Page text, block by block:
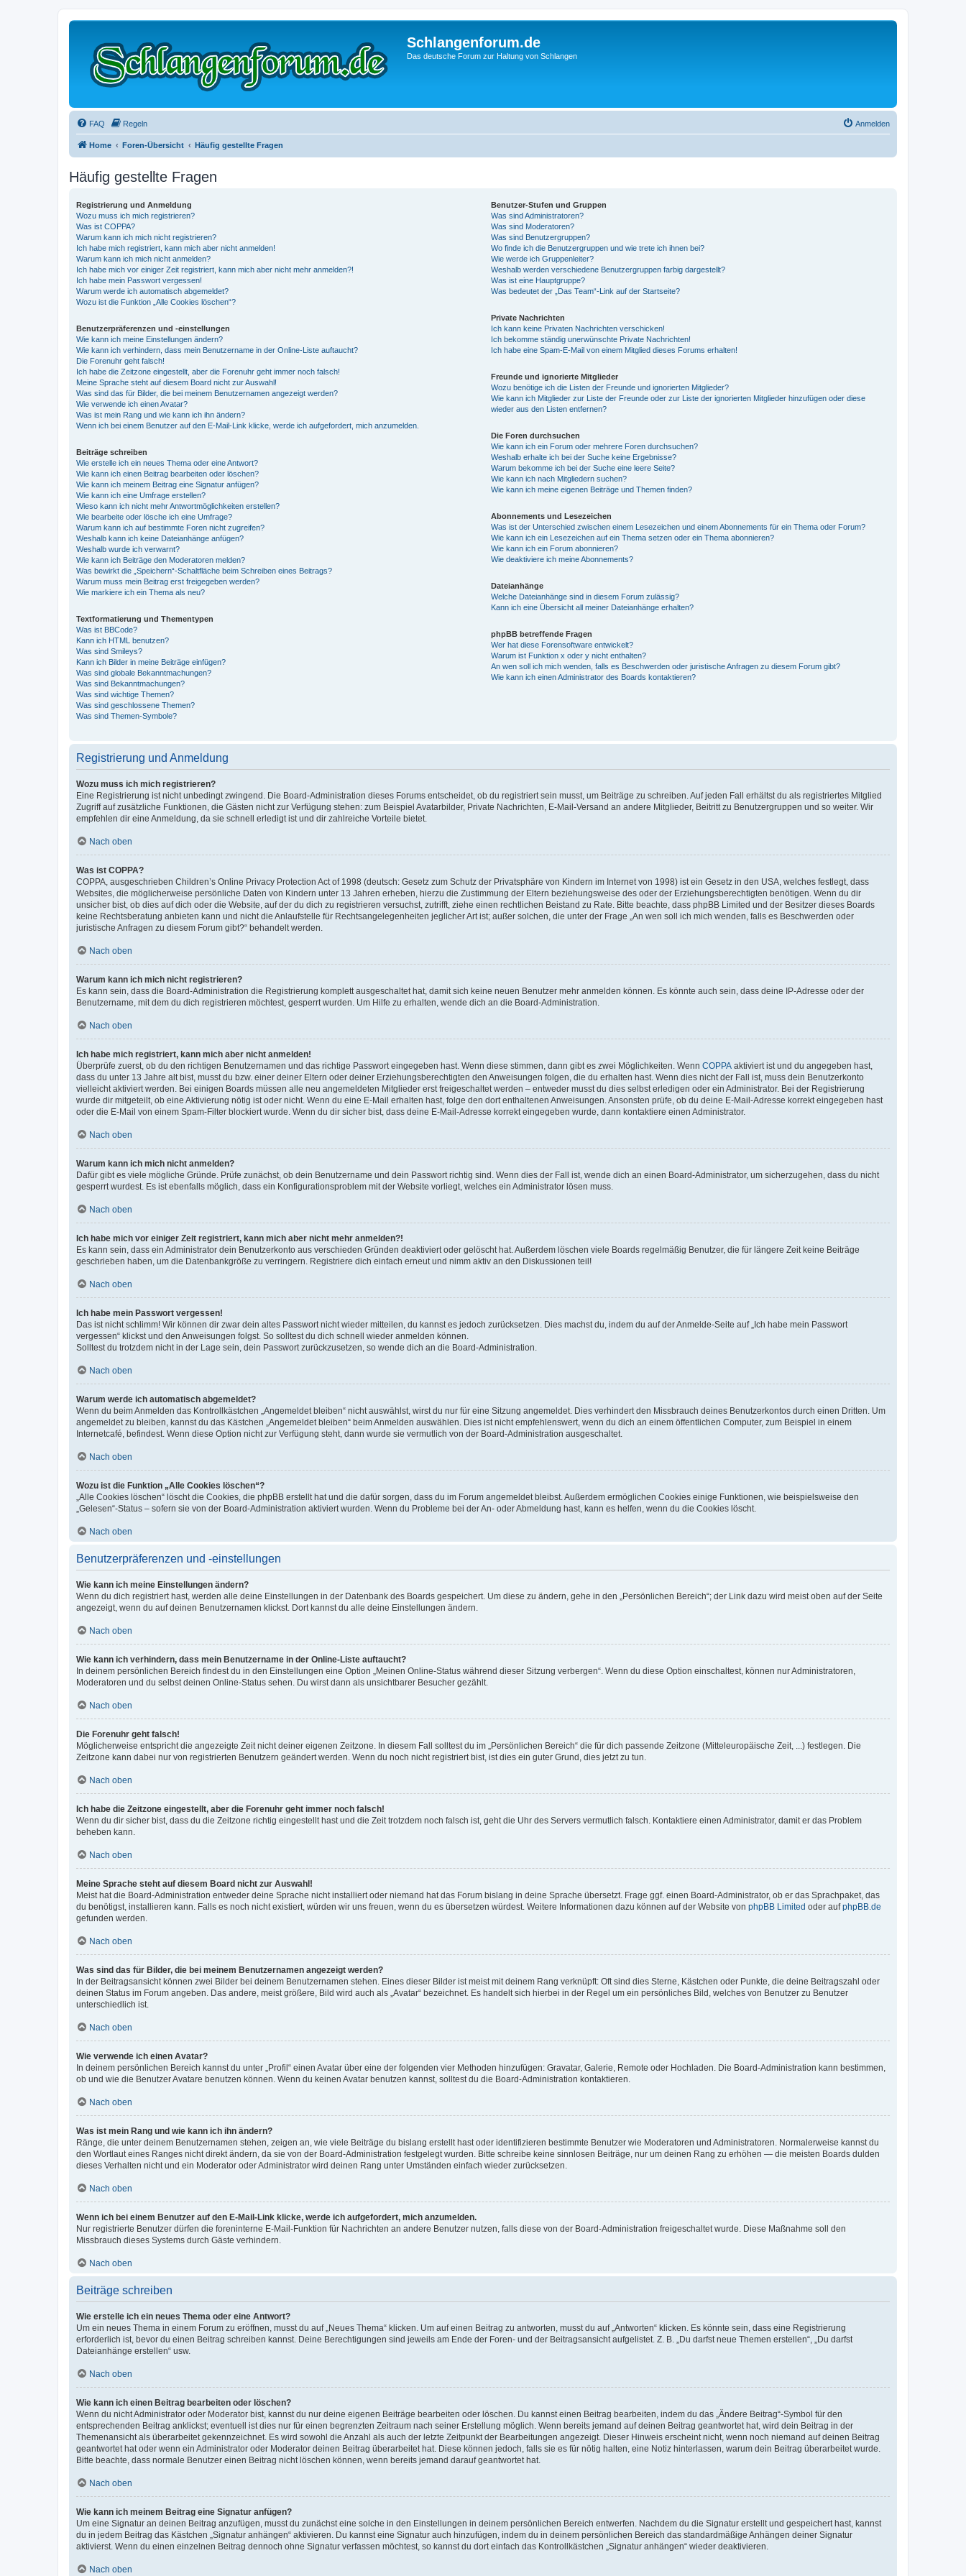
Schlangenforum.de
Das deutsche Forum zur Haltung von Schlangen
FAQ Regeln Anmelden
Home Foren-Übersicht Häufig gestellte Fragen
Häufig gestellte Fragen
Registrierung und Anmeldung
Wozu muss ich mich registrieren?
Was ist COPPA?
Warum kann ich mich nicht registrieren?
Ich habe mich registriert, kann mich aber nicht anmelden!
Warum kann ich mich nicht anmelden?
Ich habe mich vor einiger Zeit registriert, kann mich aber nicht mehr anmelden?!
Ich habe mein Passwort vergessen!
Warum werde ich automatisch abgemeldet?
Wozu ist die Funktion „Alle Cookies löschen“?
Benutzerpräferenzen und -einstellungen
Wie kann ich meine Einstellungen ändern?
Wie kann ich verhindern, dass mein Benutzername in der Online-Liste auftaucht?
Die Forenuhr geht falsch!
Ich habe die Zeitzone eingestellt, aber die Forenuhr geht immer noch falsch!
Meine Sprache steht auf diesem Board nicht zur Auswahl!
Was sind das für Bilder, die bei meinem Benutzernamen angezeigt werden?
Wie verwende ich einen Avatar?
Was ist mein Rang und wie kann ich ihn ändern?
Wenn ich bei einem Benutzer auf den E-Mail-Link klicke, werde ich aufgefordert, mich anzumelden.
Beiträge schreiben
Wie erstelle ich ein neues Thema oder eine Antwort?
Wie kann ich einen Beitrag bearbeiten oder löschen?
Wie kann ich meinem Beitrag eine Signatur anfügen?
Wie kann ich eine Umfrage erstellen?
Wieso kann ich nicht mehr Antwortmöglichkeiten erstellen?
Wie bearbeite oder lösche ich eine Umfrage?
Warum kann ich auf bestimmte Foren nicht zugreifen?
Weshalb kann ich keine Dateianhänge anfügen?
Weshalb wurde ich verwarnt?
Wie kann ich Beiträge den Moderatoren melden?
Was bewirkt die „Speichern“-Schaltfläche beim Schreiben eines Beitrags?
Warum muss mein Beitrag erst freigegeben werden?
Wie markiere ich ein Thema als neu?
Textformatierung und Thementypen
Was ist BBCode?
Kann ich HTML benutzen?
Was sind Smileys?
Kann ich Bilder in meine Beiträge einfügen?
Was sind globale Bekanntmachungen?
Was sind Bekanntmachungen?
Was sind wichtige Themen?
Was sind geschlossene Themen?
Was sind Themen-Symbole?
Benutzer-Stufen und Gruppen
Was sind Administratoren?
Was sind Moderatoren?
Was sind Benutzergruppen?
Wo finde ich die Benutzergruppen und wie trete ich ihnen bei?
Wie werde ich Gruppenleiter?
Weshalb werden verschiedene Benutzergruppen farbig dargestellt?
Was ist eine Hauptgruppe?
Was bedeutet der „Das Team“-Link auf der Startseite?
Private Nachrichten
Ich kann keine Privaten Nachrichten verschicken!
Ich bekomme ständig unerwünschte Private Nachrichten!
Ich habe eine Spam-E-Mail von einem Mitglied dieses Forums erhalten!
Freunde und ignorierte Mitglieder
Wozu benötige ich die Listen der Freunde und ignorierten Mitglieder?
Wie kann ich Mitglieder zur Liste der Freunde oder zur Liste der ignorierten Mitglieder hinzufügen oder diese
wieder aus den Listen entfernen?
Die Foren durchsuchen
Wie kann ich ein Forum oder mehrere Foren durchsuchen?
Weshalb erhalte ich bei der Suche keine Ergebnisse?
Warum bekomme ich bei der Suche eine leere Seite?
Wie kann ich nach Mitgliedern suchen?
Wie kann ich meine eigenen Beiträge und Themen finden?
Abonnements und Lesezeichen
Was ist der Unterschied zwischen einem Lesezeichen und einem Abonnements für ein Thema oder Forum?
Wie kann ich ein Lesezeichen auf ein Thema setzen oder ein Thema abonnieren?
Wie kann ich ein Forum abonnieren?
Wie deaktiviere ich meine Abonnements?
Dateianhänge
Welche Dateianhänge sind in diesem Forum zulässig?
Kann ich eine Übersicht all meiner Dateianhänge erhalten?
phpBB betreffende Fragen
Wer hat diese Forensoftware entwickelt?
Warum ist Funktion x oder y nicht enthalten?
An wen soll ich mich wenden, falls es Beschwerden oder juristische Anfragen zu diesem Forum gibt?
Wie kann ich einen Administrator des Boards kontaktieren?
Registrierung und Anmeldung
Wozu muss ich mich registrieren?
Eine Registrierung ist nicht unbedingt zwingend. Die Board-Administration dieses Forums entscheidet, ob du registriert sein musst, um Beiträge zu schreiben. Auf jeden Fall erhältst du als registriertes Mitglied
Zugriff auf zusätzliche Funktionen, die Gästen nicht zur Verfügung stehen: zum Beispiel Avatarbilder, Private Nachrichten, E-Mail-Versand an andere Mitglieder, Beitritt zu Benutzergruppen und so weiter. Wir
empfehlen dir eine Anmeldung, da sie schnell erledigt ist und dir zahlreiche Vorteile bietet.
Nach oben
Was ist COPPA?
COPPA, ausgeschrieben Children’s Online Privacy Protection Act of 1998 (deutsch: Gesetz zum Schutz der Privatsphäre von Kindern im Internet von 1998) ist ein Gesetz in den USA, welches festlegt, dass
Websites, die möglicherweise persönliche Daten von Kindern unter 13 Jahren erheben, hierzu die Zustimmung der Eltern beziehungsweise des oder der Erziehungsberechtigten benötigen. Wenn du dir
unsicher bist, ob dies auf dich oder die Website, auf der du dich zu registrieren versuchst, zutrifft, ziehe einen rechtlichen Beistand zu Rate. Bitte beachte, dass phpBB Limited und der Besitzer dieses Boards
keine Rechtsberatung anbieten kann und nicht die Anlaufstelle für Rechtsangelegenheiten jeglicher Art ist; außer solchen, die unter der Frage „An wen soll ich mich wenden, falls es Beschwerden oder
juristische Anfragen zu diesem Forum gibt?“ behandelt werden.
Nach oben
Warum kann ich mich nicht registrieren?
Es kann sein, dass die Board-Administration die Registrierung komplett ausgeschaltet hat, damit sich keine neuen Benutzer mehr anmelden können. Es könnte auch sein, dass deine IP-Adresse oder der
Benutzername, mit dem du dich registrieren möchtest, gesperrt wurden. Um Hilfe zu erhalten, wende dich an die Board-Administration.
Nach oben
Ich habe mich registriert, kann mich aber nicht anmelden!
Überprüfe zuerst, ob du den richtigen Benutzernamen und das richtige Passwort eingegeben hast. Wenn diese stimmen, dann gibt es zwei Möglichkeiten. Wenn COPPA aktiviert ist und du angegeben hast,
dass du unter 13 Jahre alt bist, musst du bzw. einer deiner Eltern oder deiner Erziehungsberechtigten den Anweisungen folgen, die du erhalten hast. Wenn dies nicht der Fall ist, muss dein Benutzerkonto
vielleicht aktiviert werden. Bei einigen Boards müssen alle neu angemeldeten Mitglieder erst freigeschaltet werden – entweder musst du dies selbst erledigen oder ein Administrator. Bei der Registrierung
wurde dir mitgeteilt, ob eine Aktivierung nötig ist oder nicht. Wenn du eine E-Mail erhalten hast, folge den dort enthaltenen Anweisungen. Ansonsten prüfe, ob du deine E-Mail-Adresse korrekt eingegeben hast
oder die E-Mail von einem Spam-Filter blockiert wurde. Wenn du dir sicher bist, dass deine E-Mail-Adresse korrekt eingegeben wurde, dann kontaktiere einen Administrator.
Nach oben
Warum kann ich mich nicht anmelden?
Dafür gibt es viele mögliche Gründe. Prüfe zunächst, ob dein Benutzername und dein Passwort richtig sind. Wenn dies der Fall ist, wende dich an einen Board-Administrator, um sicherzugehen, dass du nicht
gesperrt wurdest. Es ist ebenfalls möglich, dass ein Konfigurationsproblem mit der Website vorliegt, welches ein Administrator lösen muss.
Nach oben
Ich habe mich vor einiger Zeit registriert, kann mich aber nicht mehr anmelden?!
Es kann sein, dass ein Administrator dein Benutzerkonto aus verschieden Gründen deaktiviert oder gelöscht hat. Außerdem löschen viele Boards regelmäßig Benutzer, die für längere Zeit keine Beiträge
geschrieben haben, um die Datenbankgröße zu verringern. Registriere dich einfach erneut und nimm aktiv an den Diskussionen teil!
Nach oben
Ich habe mein Passwort vergessen!
Das ist nicht schlimm! Wir können dir zwar dein altes Passwort nicht wieder mitteilen, du kannst es jedoch zurücksetzen. Dies machst du, indem du auf der Anmelde-Seite auf „Ich habe mein Passwort
vergessen“ klickst und den Anweisungen folgst. So solltest du dich schnell wieder anmelden können.
Solltest du trotzdem nicht in der Lage sein, dein Passwort zurückzusetzen, so wende dich an die Board-Administration.
Nach oben
Warum werde ich automatisch abgemeldet?
Wenn du beim Anmelden das Kontrollkästchen „Angemeldet bleiben“ nicht auswählst, wirst du nur für eine Sitzung angemeldet. Dies verhindert den Missbrauch deines Benutzerkontos durch einen Dritten. Um
angemeldet zu bleiben, kannst du das Kästchen „Angemeldet bleiben“ beim Anmelden auswählen. Dies ist nicht empfehlenswert, wenn du dich an einem öffentlichen Computer, zum Beispiel in einem
Internetcafé, befindest. Wenn diese Option nicht zur Verfügung steht, dann wurde sie vermutlich von der Board-Administration ausgeschaltet.
Nach oben
Wozu ist die Funktion „Alle Cookies löschen“?
„Alle Cookies löschen“ löscht die Cookies, die phpBB erstellt hat und die dafür sorgen, dass du im Forum angemeldet bleibst. Außerdem ermöglichen Cookies einige Funktionen, wie beispielsweise den
„Gelesen“-Status – sofern sie von der Board-Administration aktiviert wurden. Wenn du Probleme bei der An- oder Abmeldung hast, kann es helfen, wenn du die Cookies löscht.
Nach oben
Benutzerpräferenzen und -einstellungen
Wie kann ich meine Einstellungen ändern?
Wenn du dich registriert hast, werden alle deine Einstellungen in der Datenbank des Boards gespeichert. Um diese zu ändern, gehe in den „Persönlichen Bereich“; der Link dazu wird meist oben auf der Seite
angezeigt, wenn du auf deinen Benutzernamen klickst. Dort kannst du alle deine Einstellungen ändern.
Nach oben
Wie kann ich verhindern, dass mein Benutzername in der Online-Liste auftaucht?
In deinem persönlichen Bereich findest du in den Einstellungen eine Option „Meinen Online-Status während dieser Sitzung verbergen“. Wenn du diese Option einschaltest, können nur Administratoren,
Moderatoren und du selbst deinen Online-Status sehen. Du wirst dann als unsichtbarer Besucher gezählt.
Nach oben
Die Forenuhr geht falsch!
Möglicherweise entspricht die angezeigte Zeit nicht deiner eigenen Zeitzone. In diesem Fall solltest du im „Persönlichen Bereich“ die für dich passende Zeitzone (Mitteleuropäische Zeit, ...) festlegen. Die
Zeitzone kann dabei nur von registrierten Benutzern geändert werden. Wenn du noch nicht registriert bist, ist dies ein guter Grund, dies jetzt zu tun.
Nach oben
Ich habe die Zeitzone eingestellt, aber die Forenuhr geht immer noch falsch!
Wenn du dir sicher bist, dass du die Zeitzone richtig eingestellt hast und die Zeit trotzdem noch falsch ist, geht die Uhr des Servers vermutlich falsch. Kontaktiere einen Administrator, damit er das Problem
beheben kann.
Nach oben
Meine Sprache steht auf diesem Board nicht zur Auswahl!
Meist hat die Board-Administration entweder deine Sprache nicht installiert oder niemand hat das Forum bislang in deine Sprache übersetzt. Frage ggf. einen Board-Administrator, ob er das Sprachpaket, das
du benötigst, installieren kann. Falls es noch nicht existiert, würden wir uns freuen, wenn du es übersetzen würdest. Weitere Informationen dazu können auf der Website von phpBB Limited oder aufphpBB.de
gefunden werden.
Nach oben
Was sind das für Bilder, die bei meinem Benutzernamen angezeigt werden?
In der Beitragsansicht können zwei Bilder bei deinem Benutzernamen stehen. Eines dieser Bilder ist meist mit deinem Rang verknüpft: Oft sind dies Sterne, Kästchen oder Punkte, die deine Beitragszahl oder
deinen Status im Forum angeben. Das andere, meist größere, Bild wird auch als „Avatar“ bezeichnet. Es handelt sich hierbei in der Regel um ein persönliches Bild, welches von Benutzer zu Benutzer
unterschiedlich ist.
Nach oben
Wie verwende ich einen Avatar?
In deinem persönlichen Bereich kannst du unter „Profil“ einen Avatar über eine der folgenden vier Methoden hinzufügen: Gravatar, Galerie, Remote oder Hochladen. Die Board-Administration kann bestimmen,
ob und wie die Benutzer Avatare benutzen können. Wenn du keinen Avatar benutzen kannst, solltest du die Board-Administration kontaktieren.
Nach oben
Was ist mein Rang und wie kann ich ihn ändern?
Ränge, die unter deinem Benutzernamen stehen, zeigen an, wie viele Beiträge du bislang erstellt hast oder identifizieren bestimmte Benutzer wie Moderatoren und Administratoren. Normalerweise kannst du
den Wortlaut eines Ranges nicht direkt ändern, da sie von der Board-Administration festgelegt wurden. Bitte schreibe keine sinnlosen Beiträge, nur um deinen Rang zu erhöhen — die meisten Boards dulden
dieses Verhalten nicht und ein Moderator oder Administrator wird deinen Rang unter Umständen einfach wieder zurücksetzen.
Nach oben
Wenn ich bei einem Benutzer auf den E-Mail-Link klicke, werde ich aufgefordert, mich anzumelden.
Nur registrierte Benutzer dürfen die foreninterne E-Mail-Funktion für Nachrichten an andere Benutzer nutzen, falls diese von der Board-Administration freigeschaltet wurde. Diese Maßnahme soll den
Missbrauch dieses Systems durch Gäste verhindern.
Nach oben
Beiträge schreiben
Wie erstelle ich ein neues Thema oder eine Antwort?
Um ein neues Thema in einem Forum zu eröffnen, musst du auf „Neues Thema“ klicken. Um auf einen Beitrag zu antworten, musst du auf „Antworten“ klicken. Es könnte sein, dass eine Registrierung
erforderlich ist, bevor du einen Beitrag schreiben kannst. Deine Berechtigungen sind jeweils am Ende der Foren- und der Beitragsansicht aufgelistet. Z. B. „Du darfst neue Themen erstellen“, „Du darfst
Dateianhänge erstellen“ usw.
Nach oben
Wie kann ich einen Beitrag bearbeiten oder löschen?
Wenn du nicht Administrator oder Moderator bist, kannst du nur deine eigenen Beiträge bearbeiten oder löschen. Du kannst einen Beitrag bearbeiten, indem du das „Ändere Beitrag“-Symbol für den
entsprechenden Beitrag anklickst; eventuell ist dies nur für einen begrenzten Zeitraum nach seiner Erstellung möglich. Wenn bereits jemand auf deinen Beitrag geantwortet hat, wird dein Beitrag in der
Themenansicht als überarbeitet gekennzeichnet. Es wird sowohl die Anzahl als auch der letzte Zeitpunkt der Bearbeitungen angezeigt. Dieser Hinweis erscheint nicht, wenn noch niemand auf deinen Beitrag
geantwortet hat oder wenn ein Administrator oder Moderator deinen Beitrag überarbeitet hat. Diese können jedoch, falls sie es für nötig halten, eine Notiz hinterlassen, warum dein Beitrag überarbeitet wurde.
Bitte beachte, dass normale Benutzer einen Beitrag nicht löschen können, wenn bereits jemand darauf geantwortet hat.
Nach oben
Wie kann ich meinem Beitrag eine Signatur anfügen?
Um eine Signatur an deinen Beitrag anzufügen, musst du zunächst eine solche in den Einstellungen in deinem persönlichen Bereich entwerfen. Nachdem du die Signatur erstellt und gespeichert hast, kannst
du in jedem Beitrag das Kästchen „Signatur anhängen“ aktivieren. Du kannst eine Signatur auch hinzufügen, indem du in deinem persönlichen Bereich das standardmäßige Anhängen deiner Signatur
aktivierst. Wenn du einen einzelnen Beitrag dennoch ohne Signatur verfassen möchtest, so kannst du dort einfach das Kontrollkästchen „Signatur anhängen“ wieder deaktivieren.
Nach oben